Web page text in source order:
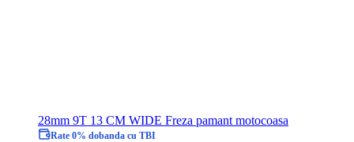
28mm 9T 13 CM WIDE Freza pamant motocoasa
Rate 0% dobanda cu TBI